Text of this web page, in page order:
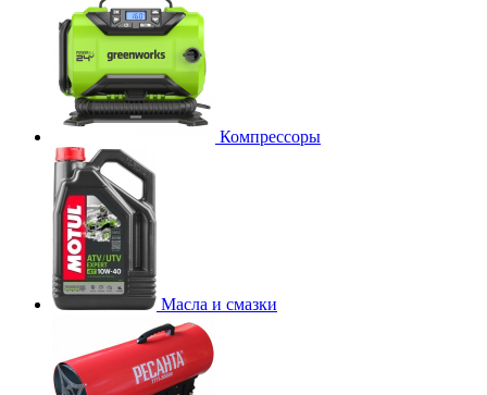
Компрессоры
Масла и смазки